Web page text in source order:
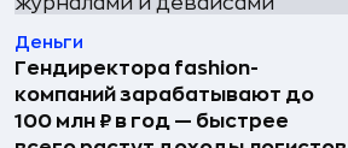
Деньги
Гендиректора fashion-
компаний зарабатывают до
100 млн ₽ в год — быстрее